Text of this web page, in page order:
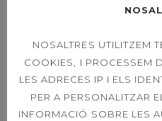
OPEN
NOSALTRES UTILITZEM
COOKIES, I PROCESSEM
LES ADRECES IP I ELS
PER A PERSONALITZAR
INFORMACIÓ SOBRE LES